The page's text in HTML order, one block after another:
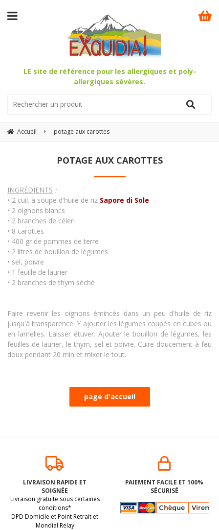
LE site de référence pour les allergiques et poly-
allergiques sévères.
Accueil potage aux carottes
POTAGE AUX CAROTTES
INGRÉDIENTS :
• 2 cuil. à soupe d'huile de riz Sapore di Sole
• 2 oignons blancs
• 2 branches de céleri
• 8 carottes
• 400 gr de pommes de terre
• 2 litres de bouillon de légumes
• sel, poivre
• 1 feuille de laurier
• 2 branches de thym séché
Faire revenir les oignons émincés dans un peu d'huile de riz
jusqu'à transparence. Y ajouter les légumes coupés en cubes ou
en lamelles. Laisser étuver. Ajouter le bouillon de légumes, les
feuilles de laurier, le thym, sel et poivre. Cuire doucement à feu
doux pendant 20 min et mixer le tout.
LIVRAISON RAPIDE ET
SOIGNÉE
Livraison gratuite sous certaines
conditions*
DPD Domicile et Point Retrait et
Mondial Relay
PAIEMENT FACILE ET 100%
SÉCURISÉ